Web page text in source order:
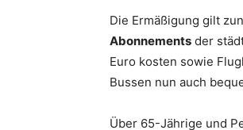
Die Ermäßigung gilt
Abonnements der
Euro kosten sowie
Bussen nun auch
Über 65-Jährige und